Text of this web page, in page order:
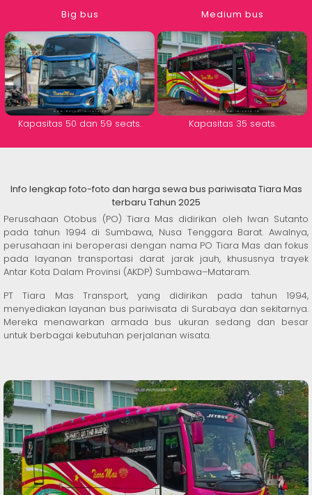
Big bus
Kapasitas 50 dan 59 seats.
Medium bus
Kapasitas 35 seats.
Info lengkap foto-foto dan harga sewa bus pariwisata Tiara Mas
terbaru Tahun 2025
Perusahaan Otobus (PO) Tiara Mas didirikan oleh Iwan Sutanto
pada tahun 1994 di Sumbawa, Nusa Tenggara Barat. Awalnya,
perusahaan ini beroperasi dengan nama PO Tiara Mas dan fokus
pada layanan transportasi darat jarak jauh, khususnya trayek
Antar Kota Dalam Provinsi (AKDP) Sumbawa–Mataram.
PT Tiara Mas Transport, yang didirikan pada tahun 1994,
menyediakan layanan bus pariwisata di Surabaya dan sekitarnya.
Mereka menawarkan armada bus ukuran sedang dan besar
untuk berbagai kebutuhan perjalanan wisata.